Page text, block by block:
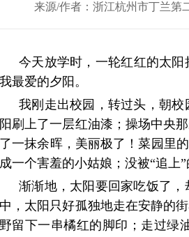
来源/作者：浙江杭州市丁兰第
今天放学时，一轮红红的太
我最爱的夕阳。
我刚走出校园，转过头，朝
阳刷上了一层红油漆；操场中央
了一抹余晖，美丽极了！菜园里
成一个害羞的小姑娘；没被“追上
渐渐地，太阳要回家吃饭了
中，太阳只好孤独地走在安静的
野留下一串橘红的脚印；走过绿